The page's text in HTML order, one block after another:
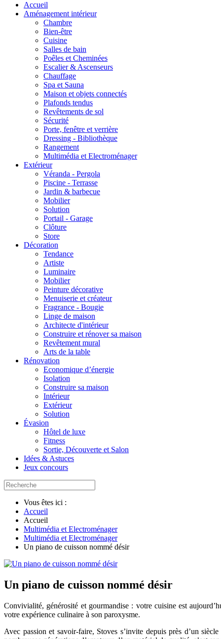
Accueil
Aménagement intérieur
Chambre
Bien-être
Cuisine
Salles de bain
Poêles et Cheminées
Escalier & Ascenseurs
Chauffage
Spa et Sauna
Maison et objets connectés
Plafonds tendus
Revêtements de sol
Sécurité
Porte, fenêtre et verrière
Dressing - Bibliothèque
Rangement
Multimédia et Electroménager
Extérieur
Véranda - Pergola
Piscine - Terrasse
Jardin & barbecue
Mobilier
Solution
Portail - Garage
Clôture
Store
Décoration
Tendance
Artiste
Luminaire
Mobilier
Peinture décorative
Menuiserie et créateur
Fragrance - Bougie
Linge de maison
Architecte d'intérieur
Construire et rénover sa maison
Revêtement mural
Arts de la table
Rénovation
Economique d’énergie
Isolation
Construire sa maison
Intérieur
Extérieur
Solution
Évasion
Hôtel de luxe
Fitness
Sortie, Découverte et Salon
Idées & Astuces
Jeux concours
Vous êtes ici :
Accueil
Accueil
Multimédia et Electroménager
Multimédia et Electroménager
Un piano de cuisson nommé désir
Un piano de cuisson nommé désir
Convivialité, générosité et gourmandise : votre cuisine est
votre expérience culinaire à son paroxysme.
Avec passion et savoir-faire, Stoves s’invite depuis près d’un